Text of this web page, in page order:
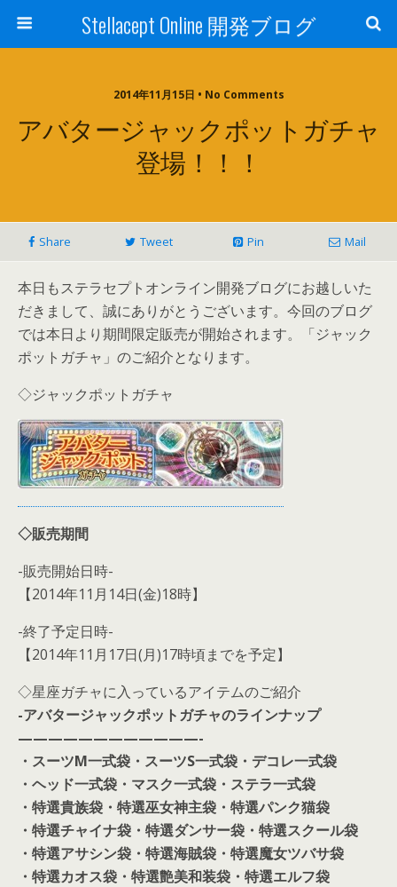
Stellacept Online 開発ブログ
2014年11月15日 • No Comments
アバタージャックポットガチャ
登場！！！
Share Tweet Pin Mail
本日もステラセプトオンライン開発ブログにお越しいた
だきまして、誠にありがとうございます。今回のブログ
では本日より期間限定販売が開始されます。「ジャック
ポットガチャ」のご紹介となります。
◇ジャックポットガチャ
◇販売期間
-販売開始日時-
【2014年11月14日(金)18時】
-終了予定日時-
【2014年11月17日(月)17時頃までを予定】
◇星座ガチャに入っているアイテムのご紹介
-アバタージャックポットガチャのラインナップ
————————————-
・スーツM一式袋・スーツS一式袋・デコレ一式袋
・ヘッド一式袋・マスク一式袋・ステラ一式袋
・特選貴族袋 ・特選巫女神主袋 ・特選パンク猫袋
・特選チャイナ袋 ・特選ダンサー袋 ・特選スクール袋
・特選アサシン袋 ・特選海賊袋 ・特選魔女ツバサ袋
・特選カオス袋 ・特選艶美和装袋 ・特選エルフ袋